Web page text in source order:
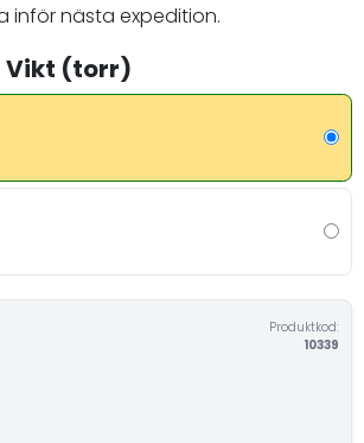
inför nästa expedition.
Vikt (torr)
Produktkod:
10339